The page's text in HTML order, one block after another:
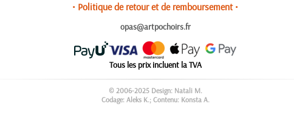
• Politique de retour et de remboursement •
opas@artpochoirs.fr
Tous les prix incluent la TVA
© 2006-2025 Design: Natali M.
Codage: Aleks K.; Contenu: Konsta A.